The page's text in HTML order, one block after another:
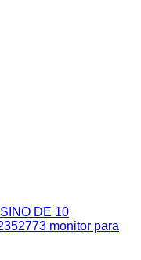
DE 10
monitor para